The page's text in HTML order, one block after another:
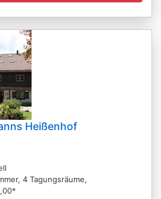
Heißenhof
4 Tagungsräume,